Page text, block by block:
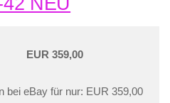
EUR 359,00
bei eBay für nur: EUR 359,00